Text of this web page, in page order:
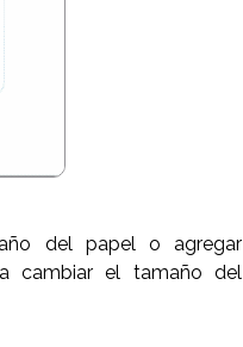
del papel o agregar
cambiar el tamaño del